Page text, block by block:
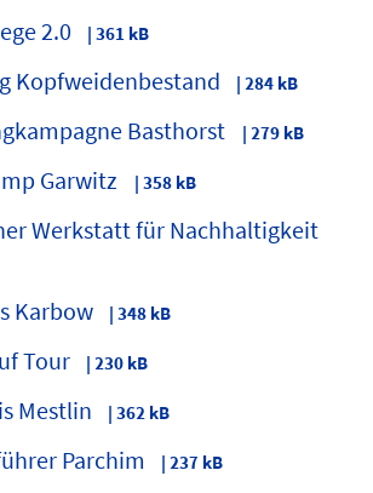
2.0 | 361 kB
Kopfweidenbestand | 284 kB
Basthorst | 279 kB
Garwitz | 358 kB
Werkstatt für Nachhaltigkeit
Karbow | 348 kB
Tour | 230 kB
Mestlin | 362 kB
Parchim | 237 kB